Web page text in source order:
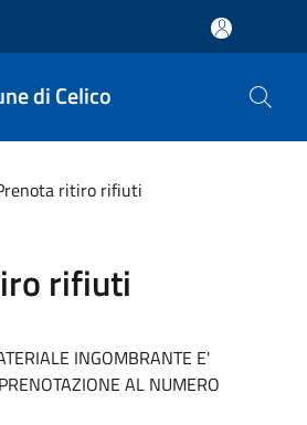
di Celico
ritiro rifiuti
rifiuti
INGOMBRANTE E'
AL NUMERO